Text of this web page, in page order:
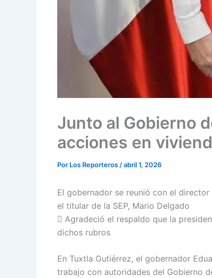
Junto al Gobierno
acciones en
Por Los Reporteros /abril 1, 2026
El gobernador se reunió con el
el titular de la SEP, Mario Delgado
 Agradeció el respaldo que la
dichos rubros
En Tuxtla Gutiérrez, el gobernador
trabajo con autoridades del Gobierno